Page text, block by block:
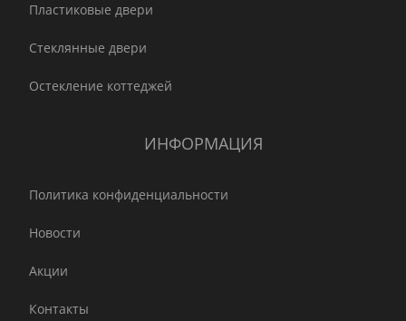
Пластиковые двери
Стеклянные двери
Остекление коттеджей
ИНФОРМАЦИЯ
Политика конфиденциальности
Новости
Акции
Контакты